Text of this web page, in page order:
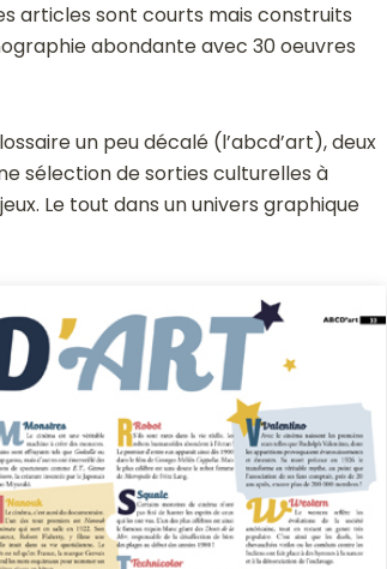
articles sont courts mais construits
abondante avec 30 oeuvres
un peu décalé (l’abcd’art), deux
sélection de sorties culturelles à
Le tout dans un univers graphique